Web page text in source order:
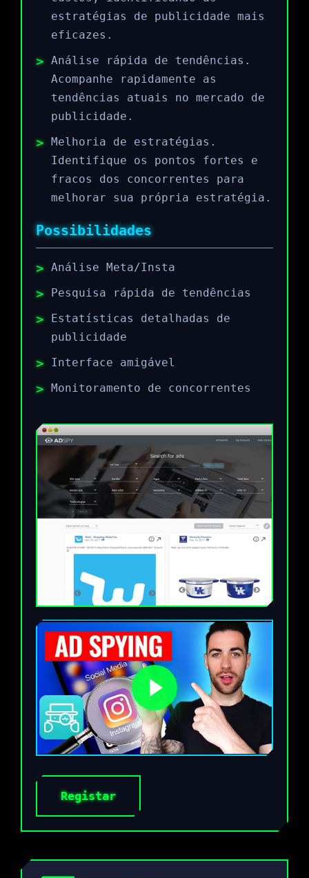
estratégias de publicidade mais
eficazes.
Análise rápida de tendências.
Acompanhe rapidamente as
tendências atuais no mercado de
publicidade.
Melhoria de estratégias.
Identifique os pontos fortes e
fracos dos concorrentes para
melhorar sua própria estratégia.
Possibilidades
Análise Meta/Insta
Pesquisa rápida de tendências
Estatísticas detalhadas de
publicidade
Interface amigável
Monitoramento de concorrentes
Registar